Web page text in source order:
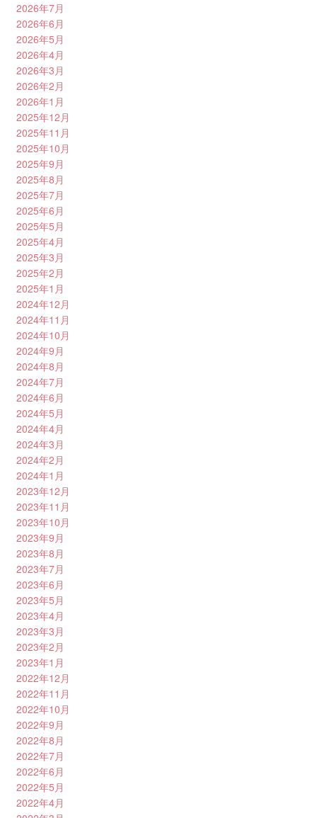
2026年7月
2026年6月
2026年5月
2026年4月
2026年3月
2026年2月
2026年1月
2025年12月
2025年11月
2025年10月
2025年9月
2025年8月
2025年7月
2025年6月
2025年5月
2025年4月
2025年3月
2025年2月
2025年1月
2024年12月
2024年11月
2024年10月
2024年9月
2024年8月
2024年7月
2024年6月
2024年5月
2024年4月
2024年3月
2024年2月
2024年1月
2023年12月
2023年11月
2023年10月
2023年9月
2023年8月
2023年7月
2023年6月
2023年5月
2023年4月
2023年3月
2023年2月
2023年1月
2022年12月
2022年11月
2022年10月
2022年9月
2022年8月
2022年7月
2022年6月
2022年5月
2022年4月